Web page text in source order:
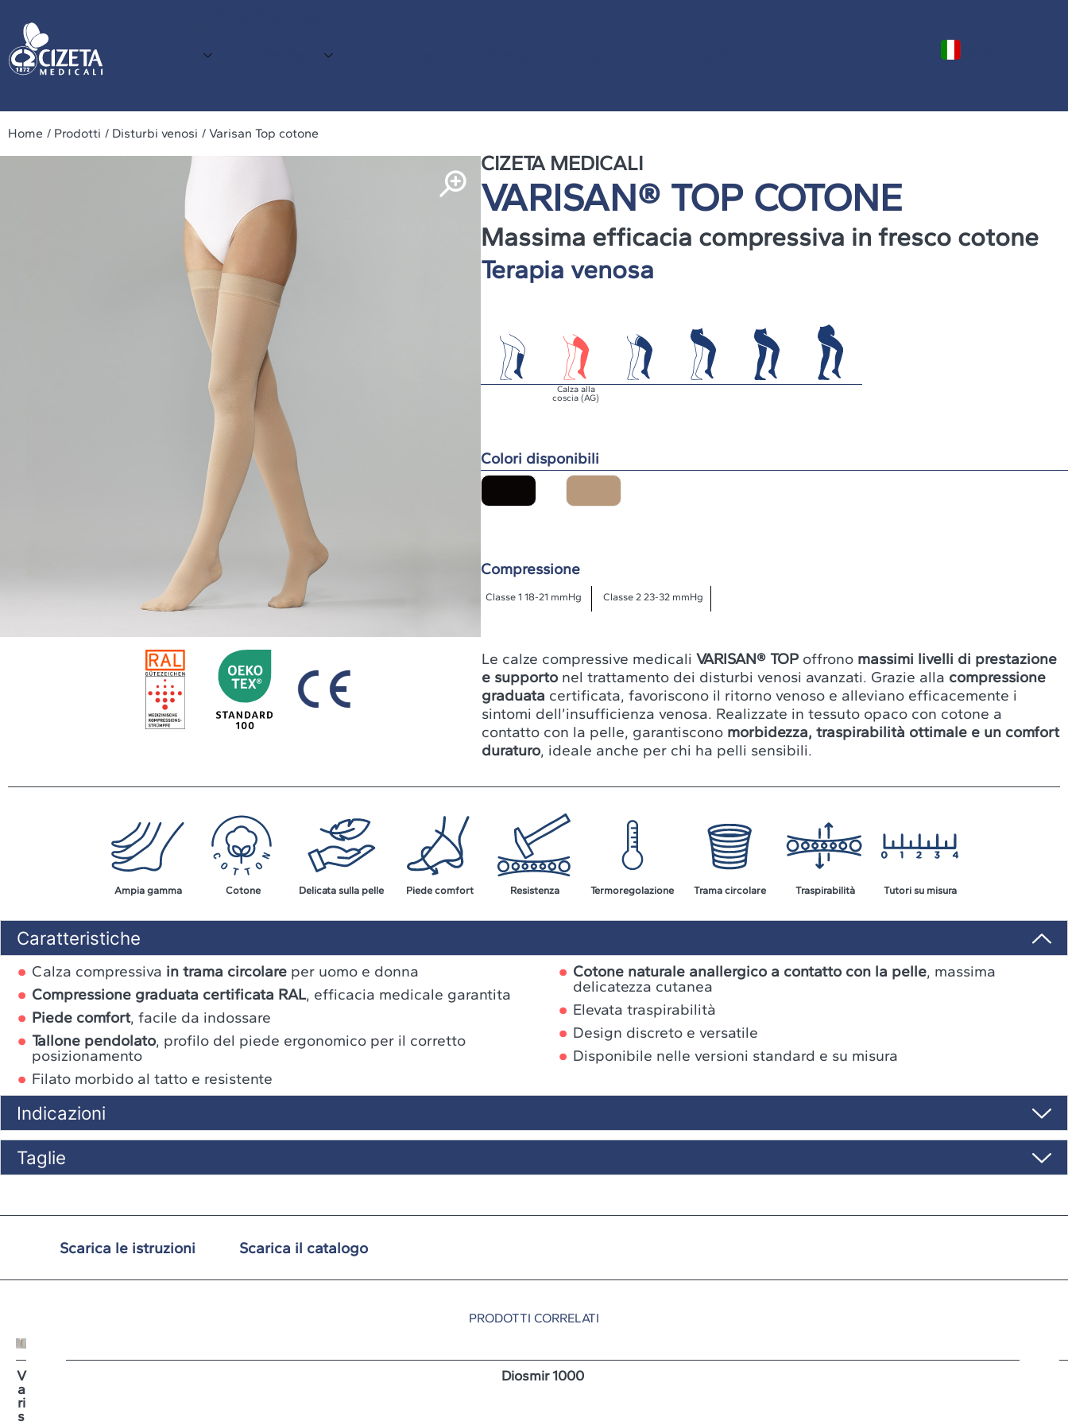
Home / Prodotti / Disturbi venosi / Varisan Top cotone
CIZETA MEDICALI
VARISAN® TOP COTONE
Massima efficacia compressiva in fresco cotone
Terapia venosa
Calza alla
coscia (AG)
Colori disponibili
Compressione
Classe 1 18-21 mmHg Classe 2 23-32 mmHg
Le calze compressive medicali VARISAN® TOPoffronomassimi livelli di prestazione
e supportonel trattamento dei disturbi venosi avanzati. Grazie alla compressione
graduata certificata, favoriscono il ritorno venoso e alleviano efficacemente i
sintomi dell’insufficienza venosa. Realizzate in tessuto opaco con cotone a
contatto con la pelle, garantiscono morbidezza, traspirabilità ottimale e un comfort
duraturo, ideale anche per chi ha pelli sensibili.
Ampia gamma Cotone Delicata sulla pelle Piede comfort Resistenza Termoregolazione Trama circolare Traspirabilità Tutori su misura
Caratteristiche
Calza compressiva in trama circolare per uomo e donna
Compressione graduata certificata RAL, efficacia medicale garantita
Piede comfort, facile da indossare
Tallone pendolato, profilo del piede ergonomico per il corretto
posizionamento
Filato morbido al tatto e resistente
Cotone naturale anallergico a contatto con la pelle, massima
delicatezza cutanea
Elevata traspirabilità
Design discreto e versatile
Disponibile nelle versioni standard e su misura
Indicazioni
Taglie
Scarica le istruzioni Scarica il catalogo
PRODOTTI CORRELATI
V
a
ri
s
Diosmir 1000